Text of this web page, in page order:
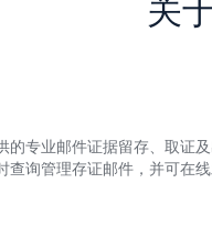
关
的专业邮件证据留存、取证
询管理存证邮件，并可在